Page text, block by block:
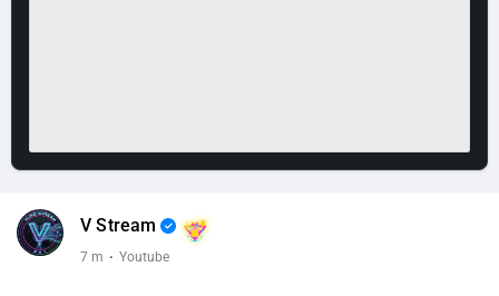
V Stream
7 m · Youtube